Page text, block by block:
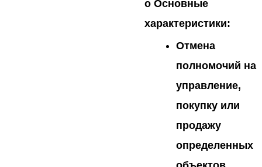
oОсновные
характеристики:
Отмена
полномочий на
управление,
покупку или
продажу
определенных